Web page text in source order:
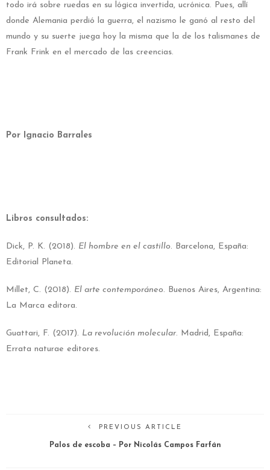
todo irá sobre ruedas en su lógica invertida, ucrónica. Pues, allí
donde Alemania perdió la guerra, el nazismo le ganó al resto del
mundo y su suerte juega hoy la misma que la de los talismanes de
Frank Frink en el mercado de las creencias.
Por Ignacio Barrales
Libros consultados:
Dick, P. K. (2018). El hombre en el castillo. Barcelona, España:
Editorial Planeta.
Millet, C. (2018). El arte contemporáneo. Buenos Aires, Argentina:
La Marca editora.
Guattari, F. (2017). La revolución molecular. Madrid, España:
Errata naturae editores.
PREVIOUS ARTICLE
Palos de escoba – Por Nicolás Campos Farfán